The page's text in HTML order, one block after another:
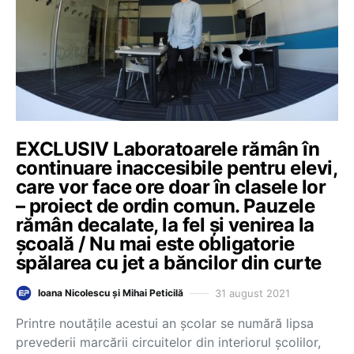
EXCLUSIV Laboratoarele rămân în
continuare inaccesibile pentru elevi,
care vor face ore doar în clasele lor
– proiect de ordin comun. Pauzele
rămân decalate, la fel și venirea la
școală / Nu mai este obligatorie
spălarea cu jet a băncilor din curte
Ioana Nicolescu și Mihai Peticilă 31 august 2021
Printre noutățile acestui an școlar se numără lipsa
prevederii marcării circuitelor din interiorul școlilor,